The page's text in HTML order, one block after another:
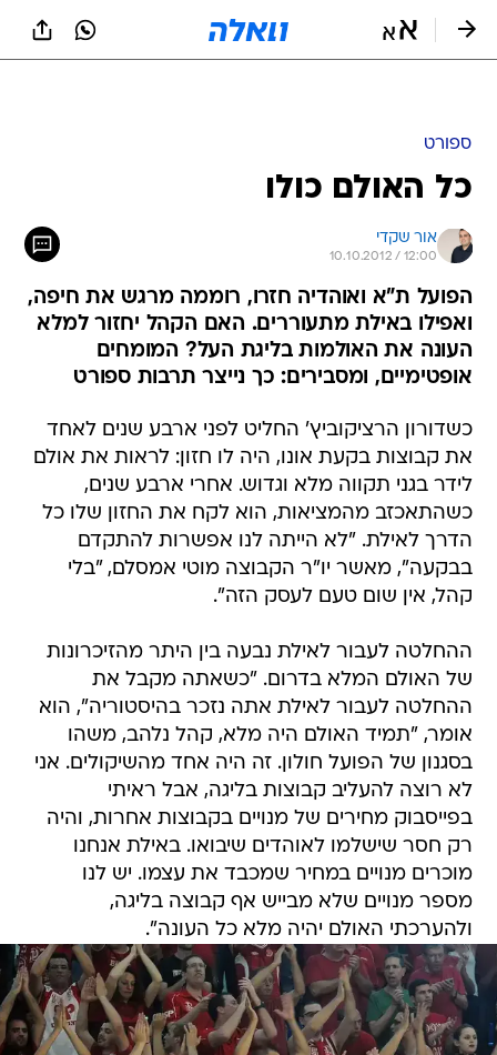
ספורט
כל האולם כולו
אור שקדי
10.10.2012 / 12:00
הפועל ת"א ואוהדיה חזרו, רוממה מרגש את חיפה,
ואפילו באילת מתעוררים. האם הקהל יחזור למלא
העונה את האולמות בליגת העל? המומחים
אופטימיים, ומסבירים: כך נייצר תרבות ספורט
כשדורון הרציקוביץ' החליט לפני ארבע שנים לאחד
את קבוצות בקעת אונו, היה לו חזון: לראות את אולם
לידר בגני תקווה מלא וגדוש. אחרי ארבע שנים,
כשהתאכזב מהמציאות, הוא לקח את החזון שלו כל
הדרך לאילת. "לא הייתה לנו אפשרות להתקדם
בבקעה", מאשר יו"ר הקבוצה מוטי אמסלם, "בלי
קהל, אין שום טעם לעסק הזה".
ההחלטה לעבור לאילת נבעה בין היתר מהזיכרונות
של האולם המלא בדרום. "כשאתה מקבל את
ההחלטה לעבור לאילת אתה נזכר בהיסטוריה", הוא
אומר, "תמיד האולם היה מלא, קהל נלהב, משהו
בסגנון של הפועל חולון. זה היה אחד מהשיקולים. אני
לא רוצה להעליב קבוצות בליגה, אבל ראיתי
בפייסבוק מחירים של מנויים בקבוצות אחרות, והיה
רק חסר שישלמו לאוהדים שיבואו. באילת אנחנו
מוכרים מנויים במחיר שמכבד את עצמו. יש לנו
מספר מנויים שלא מבייש אף קבוצה בליגה,
ולהערכתי האולם יהיה מלא כל העונה".